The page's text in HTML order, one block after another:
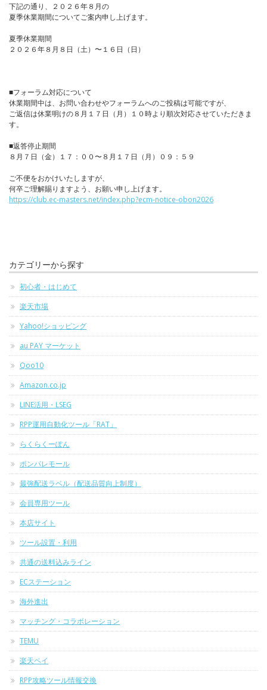
下記の通り、２０２６年８月の
夏季休業期間についてご案内申し上げます。
夏季休業期間
２０２６年８月８日（土）〜１６日（日）
■フォーラム対応について
休業期間中は、お問い合わせやフォーラムへのご投稿は可能ですが、
ご返信は休業明けの８月１７日（月）１０時より順次対応させていただきま
す。
■返答停止期間
８月７日（金）１７：００〜８月１７日（月）０９：５９
ご不便をおかけいたしますが、
何卒ご理解賜りますよう、お願い申し上げます。
https://club.ec-masters.net/index.php?ecm-notice-obon2026
カテゴリーから探す
初心者・はじめて
楽天市場
Yahoo!ショッピング
au PAY マーケット
Qoo10
Amazon.co.jp
LINE活用・LSEG
RPP運用自動化ツール「RAT」
らくらくーぽん
ポンパレモール
最強配送ラベル（配送品質向上制度）
会員専用ツール
本店サイト
ツール設置・利用
共通の送料込みライン
ECステーション
海外進出
マッチング・コラボレーション
TEMU
楽天ペイ
RPP攻略ツール情報交換